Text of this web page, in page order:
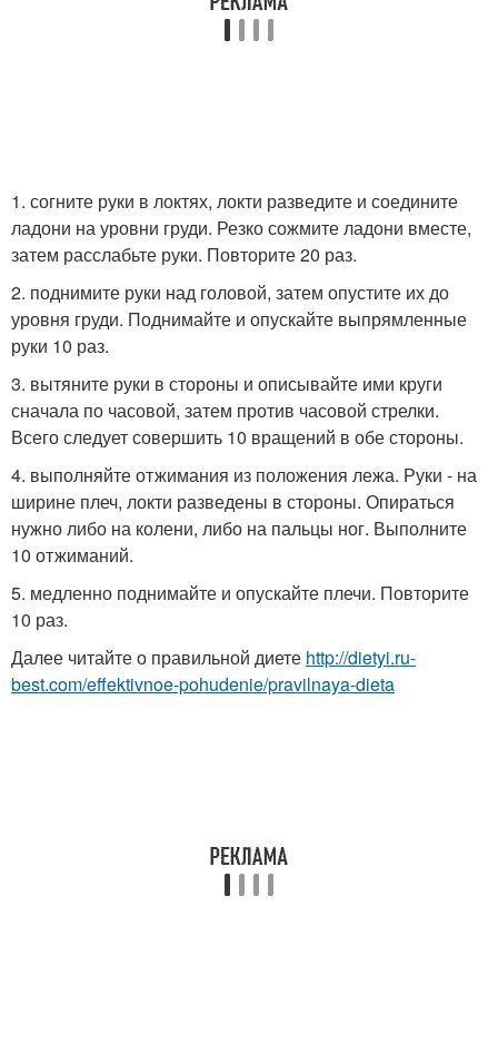
1. согните руки в локтях, локти разведите и соедините
ладони на уровни груди. Резко сожмите ладони вместе,
затем расслабьте руки. Повторите 20 раз.
2. поднимите руки над головой, затем опустите их до
уровня груди. Поднимайте и опускайте выпрямленные
руки 10 раз.
3. вытяните руки в стороны и описывайте ими круги
сначала по часовой, затем против часовой стрелки.
Всего следует совершить 10 вращений в обе стороны.
4. выполняйте отжимания из положения лежа. Руки - на
ширине плеч, локти разведены в стороны. Опираться
нужно либо на колени, либо на пальцы ног. Выполните
10 отжиманий.
5. медленно поднимайте и опускайте плечи. Повторите
10 раз.
Далее читайте о правильной диете http://dietyi.ru-
best.com/effektivnoe-pohudenie/pravilnaya-dieta